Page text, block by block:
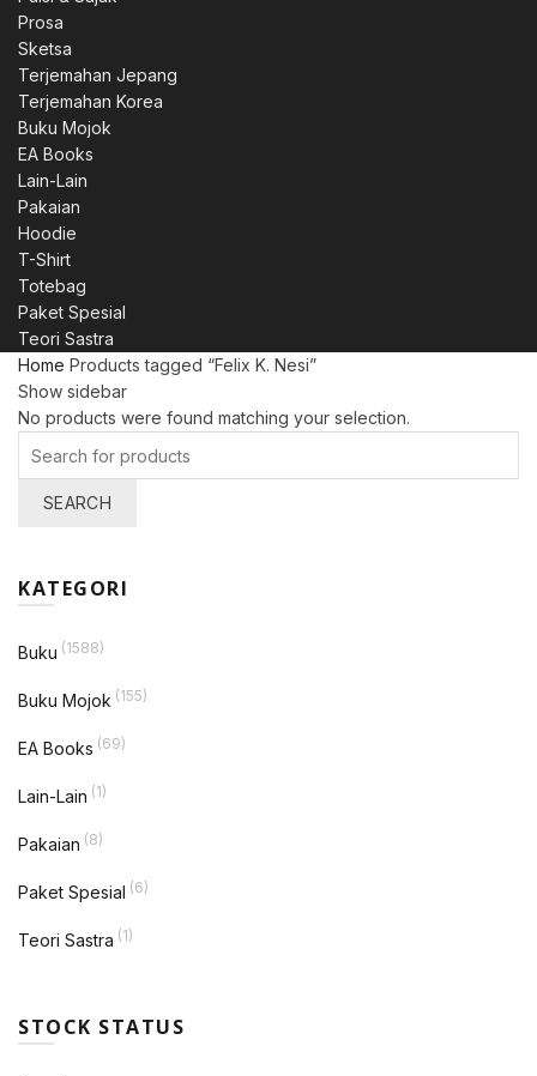
Prosa
Sketsa
Terjemahan Jepang
Terjemahan Korea
Buku Mojok
EA Books
Lain-Lain
Pakaian
Hoodie
T-Shirt
Totebag
Paket Spesial
Teori Sastra
Home Products tagged “Felix K. Nesi”
Show sidebar
No products were found matching your selection.
for:
SEARCH
KATEGORI
Buku (1588)
Buku Mojok (155)
EA Books (69)
Lain-Lain (1)
Pakaian (8)
Paket Spesial (6)
Teori Sastra (1)
STOCK STATUS